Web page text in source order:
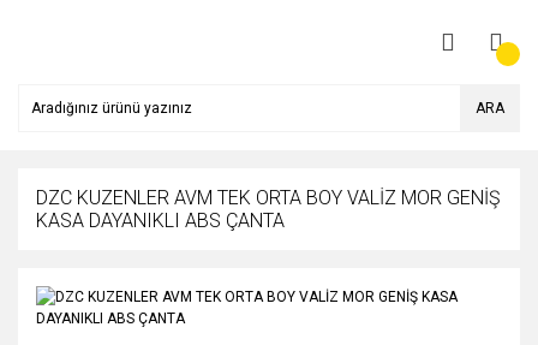
ARA
DZC KUZENLER AVM TEK ORTA BOY VALİZ MOR GENİŞ
KASA DAYANIKLI ABS ÇANTA